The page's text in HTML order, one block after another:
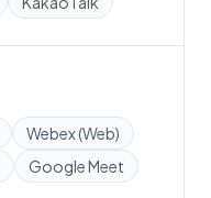
Webex (Web)
Google Meet